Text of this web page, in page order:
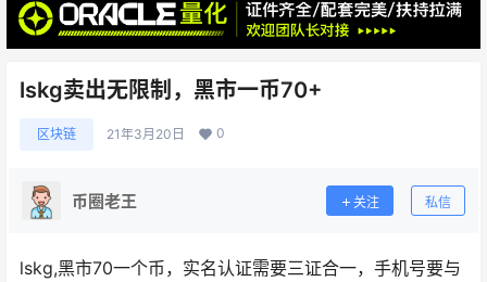
lskg卖出无限制，黑市一币70+
区块链 21年3月20日 0
币圈老王 关注 私信
lskg,黑市70一个币，实名认证需要三证合一，手机号要与